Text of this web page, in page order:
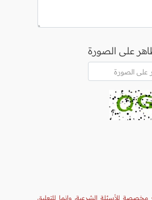
على الصورة
مخصصة للأسئلة الشرعية، وإنما للتعليق